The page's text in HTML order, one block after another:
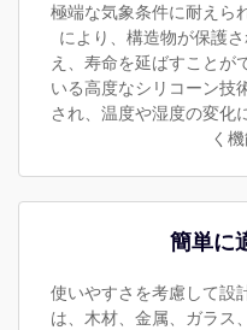
極端な気象条件に耐えら
により、構造物が保護
え、寿命を延ばすことが
いる高度なシリコーン技
され、温度や湿度の変化
く
簡単に
使いやすさを考慮して設
は、木材、金属、ガラス